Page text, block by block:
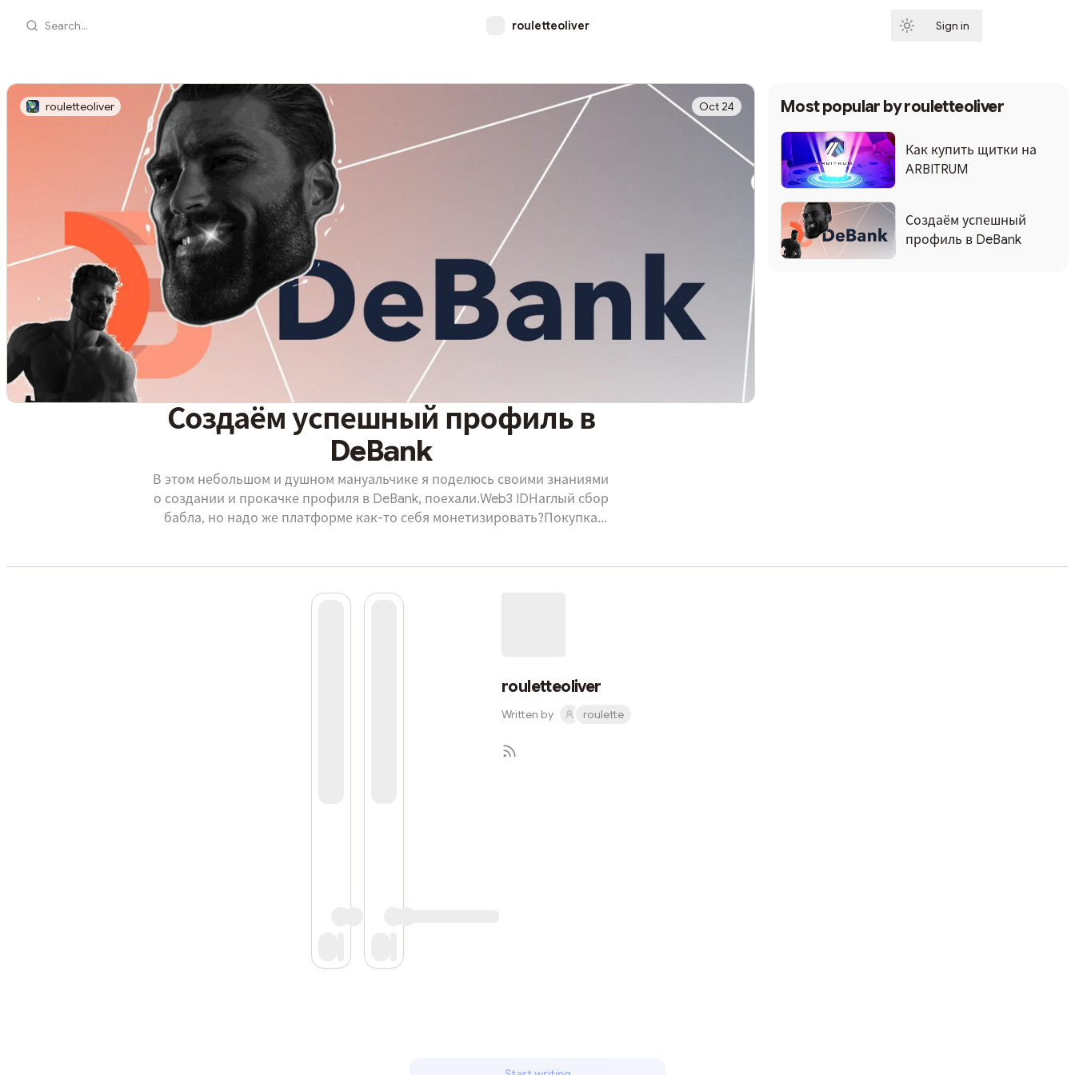
Search... rouletteoliver Sign in
rouletteoliver Oct 24
Создаём успешный профиль в
DeBank
В этом небольшом и душном мануальчике я поделюсь своими знаниями
о создании и прокачке профиля в DeBank, поехали.Web3 IDНаглый сбор
бабла, но надо же платформе как-то себя монетизировать?Покупка
автор постов. • Так же некоторые бейджи нельзя получить без Web3 ID. •
Most popular byrouletteoliver
Как купить щитки на
ARBITRUM
Создаём успешный
профиль в DeBank
rouletteoliver
Written by roulette